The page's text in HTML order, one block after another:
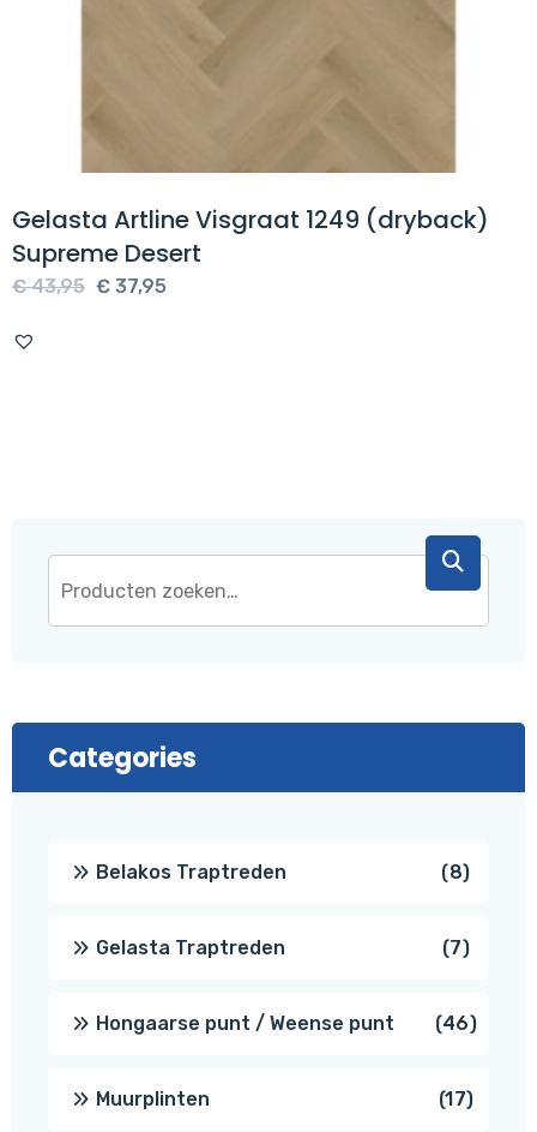
Gelasta Artline Visgraat 1249 (dryback)
Supreme Desert
€43,95 Oorspronkelijke
€ 37,95
Categories
Belakos Traptreden 88
Gelasta Traptreden 77
Hongaarse punt / Weense punt 4646
Muurplinten 1717